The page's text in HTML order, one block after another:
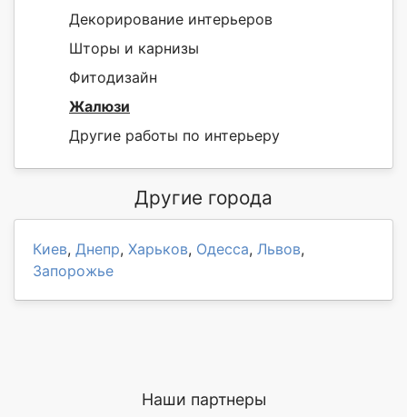
Декорирование интерьеров
Шторы и карнизы
Фитодизайн
Жалюзи
Другие работы по интерьеру
Другие города
Киев, Днепр, Харьков, Одесса, Львов,
Запорожье
Наши партнеры